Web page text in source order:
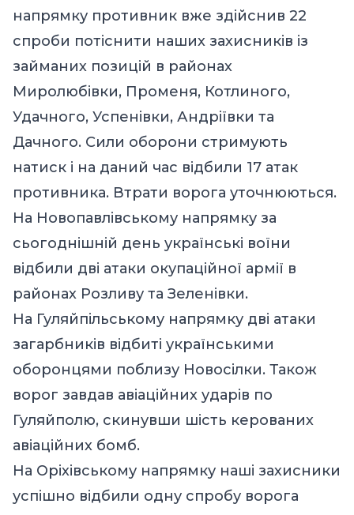
напрямку противник вже здійснив 22
спроби потіснити наших захисників із
займаних позицій в районах
Миролюбівки, Променя, Котлиного,
Удачного, Успенівки, Андріївки та
Дачного. Сили оборони стримують
натиск і на даний час відбили 17 атак
противника. Втрати ворога уточнюються.
На Новопавлівському напрямку за
сьогоднішній день українські воїни
відбили дві атаки окупаційної армії в
районах Розливу та Зеленівки.
На Гуляйпільському напрямку дві атаки
загарбників відбиті українськими
оборонцями поблизу Новосілки. Також
ворог завдав авіаційних ударів по
Гуляйполю, скинувши шість керованих
авіаційних бомб.
На Оріхівському напрямку наші захисники
успішно відбили одну спробу ворога